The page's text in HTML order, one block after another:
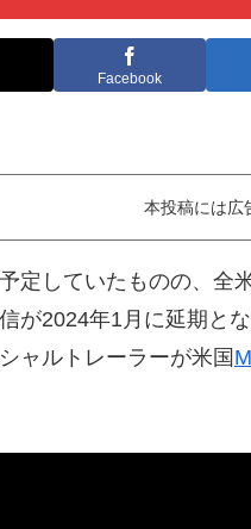
Facebook
本投稿には広
定していたものの、全
が2024年1月に延期と
ャルトレーラーが米国